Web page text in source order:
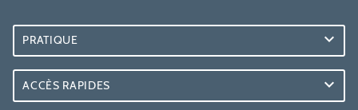
PRATIQUE
ACCÈS RAPIDES